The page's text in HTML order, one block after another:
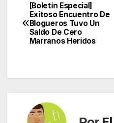
Navegación
de
[Boletín Especial]
Exitoso Encuentro De
Blogueros Tuvo Un
Saldo De Cero
Marranos Heridos